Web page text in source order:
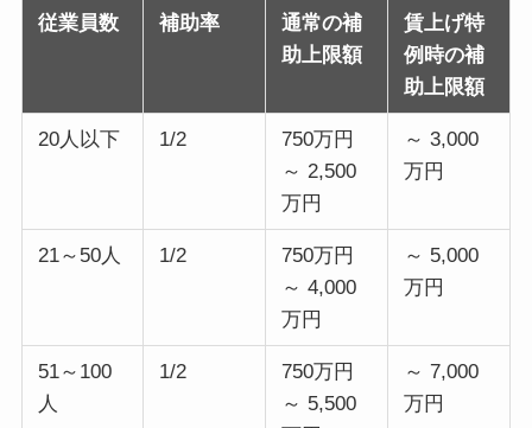
従業員数 補助率
通常の補
助上限額
賃上げ特
例時の補
助上限額
20人以下 1/2
750万円
～ 2,500
万円
～ 3,000
万円
21～50人 1/2
750万円
～ 4,000
万円
～ 5,000
万円
51～100
人
1/2
750万円
～ 5,500
～ 7,000
万円